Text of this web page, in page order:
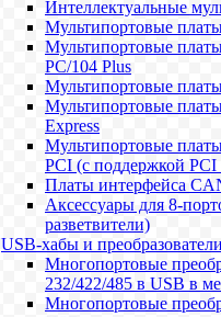
Интеллектуальные
Мультипортовые
Мультипортовые
PC/104 Plus
Мультипортовые
Мультипортовые
Express
Мультипортовые
PCI (с поддержкой
Платы интерфейса
Аксессуары для 8-
разветвители)
USB-хабы и преобразователи
Многопортовые
232/422/485 в USB в
Многопортовые